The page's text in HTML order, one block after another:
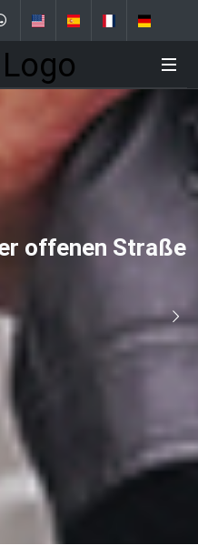
offenen Straße